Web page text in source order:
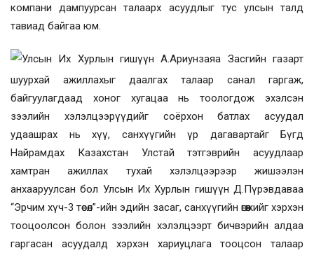
компани дампуурсан талаарх асуудлыг тус улсын талд
тавиад байгаа юм.
Улсын Их Хурлын гишүүнА.Ариунзаяа Засгийн газарт
шуурхай ажиллахыг даалгах талаар санал гаргаж,
байгуулагдаад хоног хугацаа нь тоологдож эхэлсэн
зээлийн хэлэлцээрүүдийг соёрхон батлах асуудал
удаашрах нь хүү, санхүүгийн үр дагавартайг Бүгд
Найрамдах Казахстан Улстайтэтгэврийн асуудлаар
хамтран ажиллах тухай хэлэлцээрээр жишээлэн
анхааруулсан бол Улсын Их Хурлын гишүүн Д.Пүрэвдаваа
“Эрчим хүч-3 төсөл”-ийн эдийн засаг, санхүүгийн өгөөжийг хэрхэн
тооцоолсон болон зээлийн хэлэлцээрт бичвэрийн алдаа
гаргасан асуудалд хэрхэн хариуцлага тооцсон талаар